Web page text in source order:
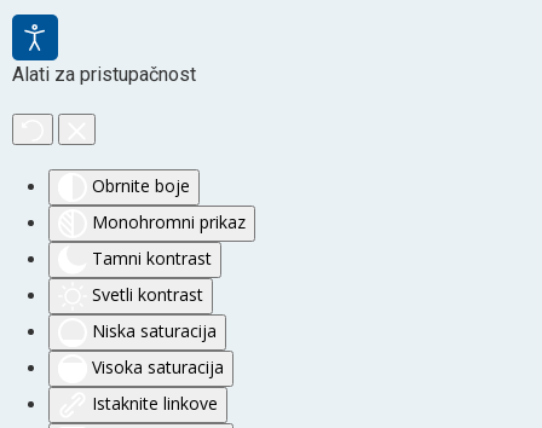
Alati za pristupačnost
Obrnite boje
Monohromni prikaz
Tamni kontrast
Svetli kontrast
Niska saturacija
Visoka saturacija
Istaknite linkove